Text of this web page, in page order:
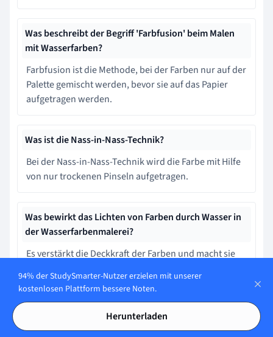
Was beschreibt der Begriff 'Farbfusion' beim Malen
mit Wasserfarben?
Farbfusion ist die Methode, bei der Farben nur auf der
Palette gemischt werden, bevor sie auf das Papier
aufgetragen werden.
Was ist die Nass-in-Nass-Technik?
Bei der Nass-in-Nass-Technik wird die Farbe mit Hilfe
von nur trockenen Pinseln aufgetragen.
Was bewirkt das Lichten von Farben durch Wasser in
der Wasserfarbenmalerei?
Es verstärkt die Deckkraft der Farben und macht sie
Lerne schneller mit den 12
94% der StudySmarter-Nutzer erzielen mit unserer
kostenlosen Plattform bessere Noten.
Herunterladen